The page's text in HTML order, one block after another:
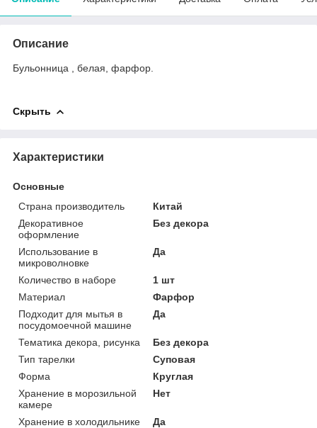
Описание
Бульонница , белая, фарфор.
Скрыть
Характеристики
Основные
Страна производитель
Китай
Декоративное
оформление
Без декора
Использование в
микроволновке
Да
Количество в наборе
1 шт
Материал
Фарфор
Подходит для мытья в
посудомоечной машине
Да
Тематика декора, рисунка
Без декора
Тип тарелки
Суповая
Форма
Круглая
Хранение в морозильной
камере
Нет
Хранение в холодильнике
Да